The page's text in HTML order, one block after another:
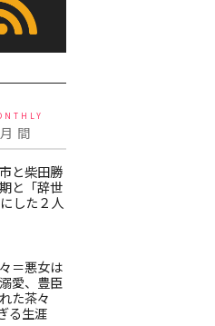
月 間
と柴田勝
と「辞世
した２人
＝悪女は
愛、豊臣
た茶々
る生涯